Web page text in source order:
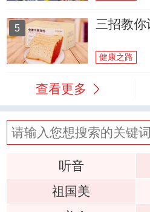
5 三招教
健康之路
查看更多
听音
祖国美